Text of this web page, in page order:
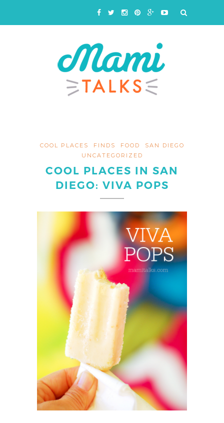
COOL PLACES FINDS FOOD
SAN DIEGO
UNCATEGORIZED
COOL PLACES IN SAN
DIEGO: VIVA POPS